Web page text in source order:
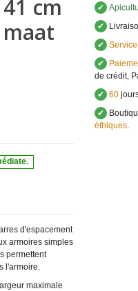
cm
d'espacement
armoires simples
permettent
l'armoire.
maximale
✔
✔
✔
✔
de crédit,
✔ 60
✔
éthiques.